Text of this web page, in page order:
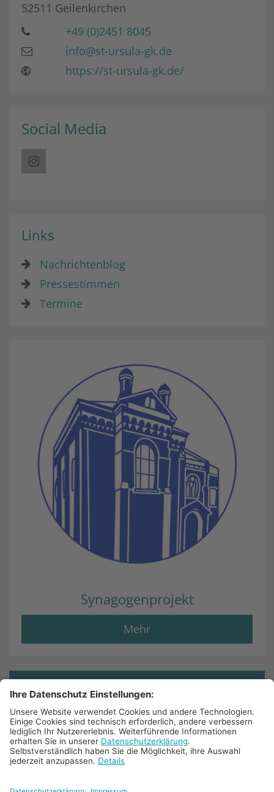
52511 Geilenkirchen
+49 (0)2451 8045
info@st-ursula-gk.de
https://st-ursula-gk.de/
Social Media
Links
Nachrichtenblog
Pressestimmen
Termine
Synagogenprojekt
Mehr